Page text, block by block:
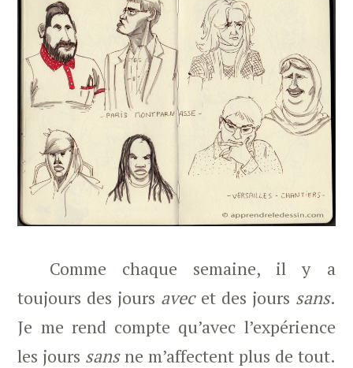
Comme chaque semaine, il y a
toujours des jours avecet des jours sans.
Je me rend compte qu’avec l’expérience
les jours sansne m’affectent plus de tout.